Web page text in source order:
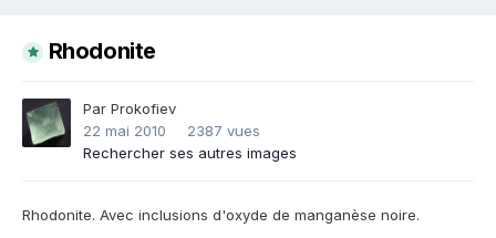
Rhodonite
Par Prokofiev
22 mai 2010
2387 vues
Rechercher ses autres images
Rhodonite. Avec inclusions d'oxyde de manganèse noire.